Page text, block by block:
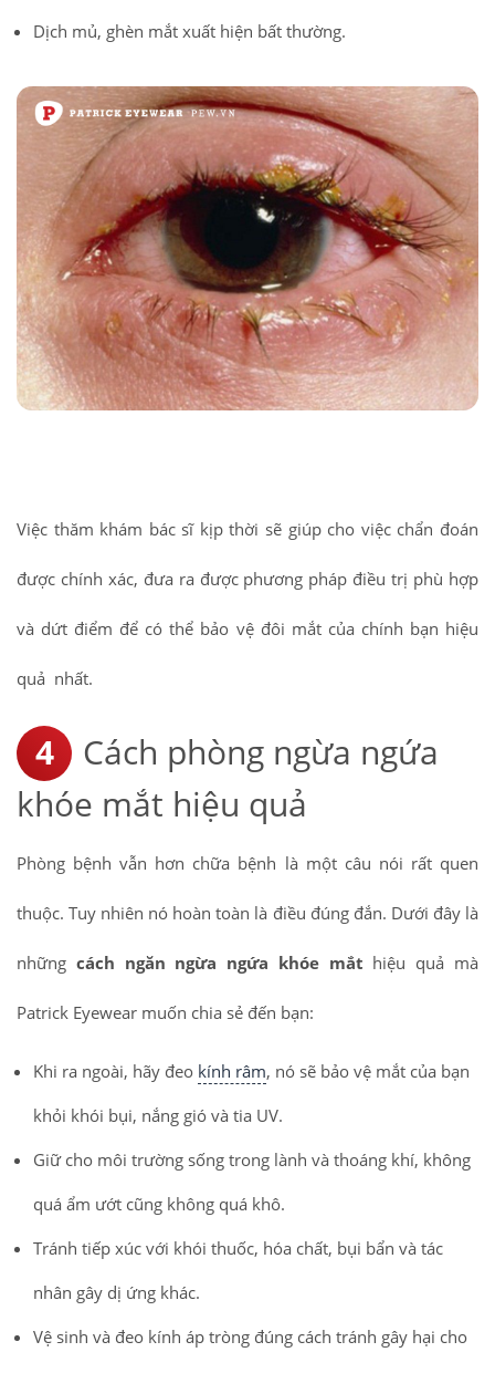
Dịch mủ, ghèn mắt xuất hiện bất thường.
Việc thăm khám bác sĩ kịp thời sẽ giúp cho việc chẩn đoán
được chính xác, đưa ra được phương pháp điều trị phù hợp
và dứt điểm để có thể bảo vệ đôi mắt của chính bạn hiệu
quả nhất.
Cách phòng ngừa ngứa
khóe mắt hiệu quả
Phòng bệnh vẫn hơn chữa bệnh là một câu nói rất quen
thuộc. Tuy nhiên nó hoàn toàn là điều đúng đắn. Dưới đây là
những cách ngăn ngừa ngứa khóe mắt hiệu quả mà
Patrick Eyewear muốn chia sẻ đến bạn:
Khi ra ngoài, hãy đeo kính râm, nó sẽ bảo vệ mắt của bạn
khỏi khói bụi, nắng gió và tia UV.
Giữ cho môi trường sống trong lành và thoáng khí, không
quá ẩm ướt cũng không quá khô.
Tránh tiếp xúc với khói thuốc, hóa chất, bụi bẩn và tác
nhân gây dị ứng khác.
Vệ sinh và đeo kính áp tròng đúng cách tránh gây hại cho